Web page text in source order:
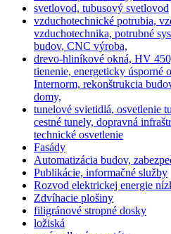
svetlovod, tubusový svetlovod
vzduchotechnické potrubia,
vzduchotechnika, potrubné
budov, CNC výroba,
drevo-hliníkové okná, HV
tienenie, energeticky úsporné
Internorm, rekonštrukcia
domy,
tunelové svietidlá, osvetlenie
cestné tunely, dopravná
technické osvetlenie
Fasády
Automatizácia budov,
Publikácie, informačné služby
Rozvod elektrickej energie
Zdvíhacie plošiny
filigránové stropné dosky
ložiská